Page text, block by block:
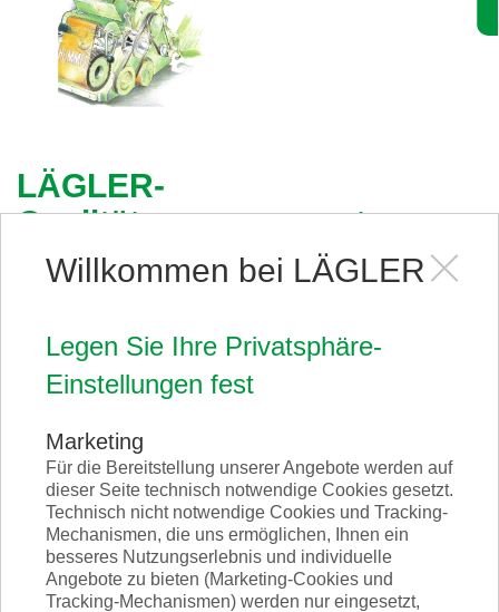
LÄGLER-
Qualitätsmanagement
Wir sind zertifiziert nach ISO 9001.
Sämtliche Prozesse im Unternehmen, sowohl in
der Fertigung als auch im Vertrieb, basieren auf
klar definierten Abläufen der Planung, Steuerung
die Qualität unserer Produkte und
unseres Services auf einem immer
gleichbleibend hohen Niveau befindet.
Willkommen bei LÄGLER
Legen Sie Ihre Privatsphäre-
Einstellungen fest
Marketing
Für die Bereitstellung unserer Angebote werden auf
dieser Seite technisch notwendige Cookies gesetzt.
Technisch nicht notwendige Cookies und Tracking-
Mechanismen, die uns ermöglichen, Ihnen ein
besseres Nutzungserlebnis und individuelle
Angebote zu bieten (Marketing-Cookies und
Tracking-Mechanismen) werden nur eingesetzt,